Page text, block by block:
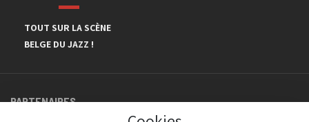
TOUT SUR LA SCÈNE
BELGE DU JAZZ !
PARTENAIRES